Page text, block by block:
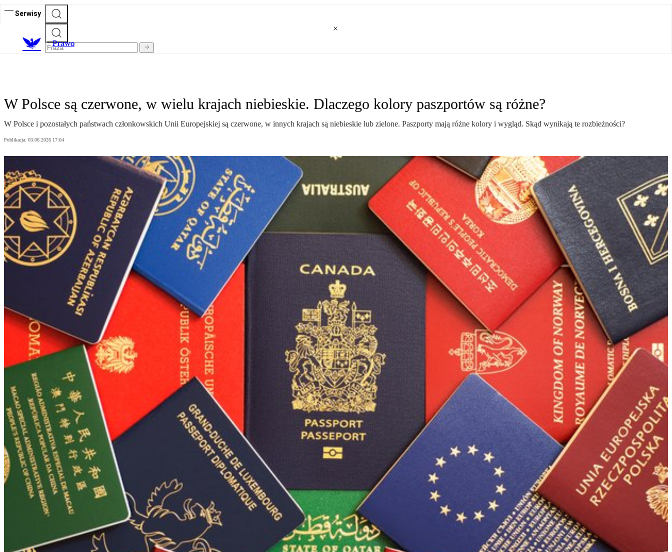
Serwisy
Prawo
W Polsce są czerwone, w wielu krajach niebieskie. Dlaczego kolory paszportów są różne?
W Polsce i pozostałych państwach członkowskich Unii Europejskiej są czerwone, w innych krajach są niebieskie lub zielone. Paszporty mają różne kolory i wygląd. Skąd wynikają te rozbieżności?
Publikacja: 03.06.2026 17:04